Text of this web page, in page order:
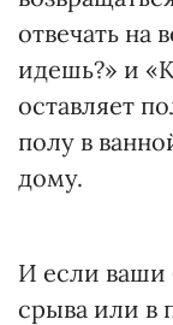
отвечать на
идешь?» и
оставляет
полу в
дому.
И если ваши
срыва или в